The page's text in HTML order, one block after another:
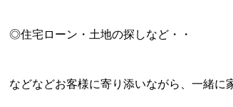
◎住宅ローン・土地の探しなど・・
などなどお客様に寄り添いながら、一緒に